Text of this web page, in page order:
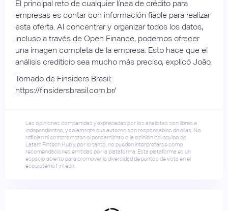
El principal reto de cualquier línea de crédito para
empresas es contar con información fiable para realizar
esta oferta. Al concentrar y organizar todos los datos,
incluso a través de Open Finance, podemos ofrecer
una imagen completa de la empresa. Esto hace que el
análisis crediticio sea mucho más preciso, explicó João.
Tomado de Finsiders Brasil:
https://finsidersbrasil.com.br/
Las opiniones compartidas y expresadas por los analistas son libres e
independientes, y solamente sus autores son responsables de ellas. No
reflejan ni comprometen el pensamiento o la opinión del equipo de
Latam Fintech Hub y, por lo tanto, no pueden interpretarse como
recomendaciones emitidas por la plataforma. Esta plataforma es un
espacio abierto para promover la diversidad de puntos de vista en el
ecosistema Fintech.